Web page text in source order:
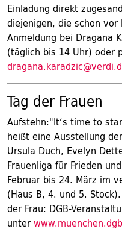
Einladung direkt
diejenigen, die schon
Anmeldung bei Dragana
(täglich bis 14 Uhr) oder
Tag der Frauen
Aufstehn:"It‘s time to
heißt eine Ausstellung
Ursula Duch, Evelyn
Frauenliga für Frieden
Februar bis 24. März im
(Haus B, 4. und 5.
der Frau: DGB-
unter